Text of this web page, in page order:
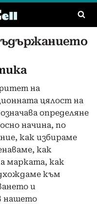
на
цялост на
определяне
начина, по
как избираме
как
марката, как
към
и
нашето